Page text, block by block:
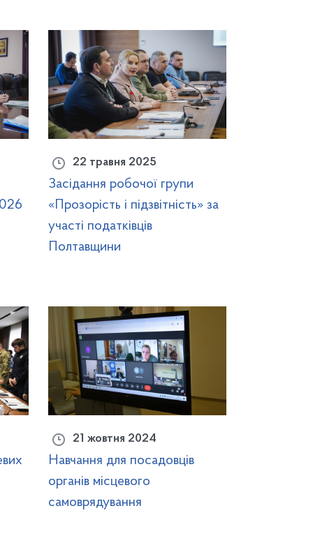
22 травня 2025
Засідання робочої групи
«Прозорість і підзвітність» за
участі податківців
Полтавщини
21 жовтня 2024
Навчання для посадовців
органів місцевого
самоврядування